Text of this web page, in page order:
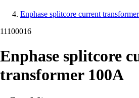
Enphase splitcore current
11100016
Enphase splitcore
transformer 100A